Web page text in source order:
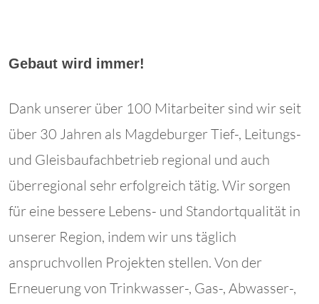
Gebaut wird immer!
Dank unserer über 100 Mitarbeiter sind wir seit
über 30 Jahren als Magdeburger Tief-, Leitungs-
und Gleisbaufachbetrieb regional und auch
überregional sehr erfolgreich tätig. Wir sorgen
für eine bessere Lebens- und Standortqualität in
unserer Region, indem wir uns täglich
anspruchvollen Projekten stellen. Von der
Erneuerung von Trinkwasser-, Gas-, Abwasser-,